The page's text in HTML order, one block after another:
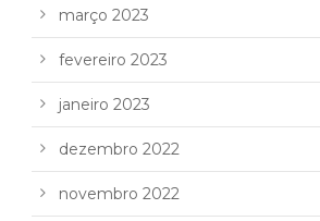
março 2023
fevereiro 2023
janeiro 2023
dezembro 2022
novembro 2022